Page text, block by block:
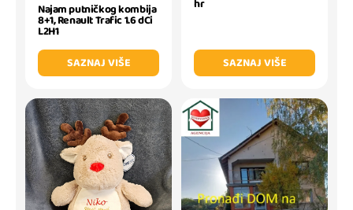
Najam putničkog kombija
8+1, Renault Trafic 1.6 dCi
L2H1
SAZNAJ VIŠE
hr
SAZNAJ VIŠE